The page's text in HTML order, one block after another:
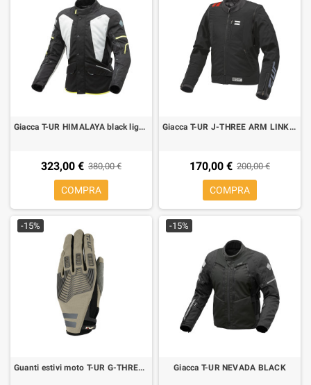
Giacca T-UR HIMALAYA black light grey
323,00 € 380,00 €
COMPRA
Giacca T-UR J-THREE ARM LINK BLACK
170,00 € 200,00 €
COMPRA
-15%
Guanti estivi moto T-UR G-THREE SAND GREY
-15%
Giacca T-UR NEVADA BLACK